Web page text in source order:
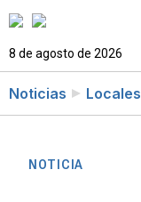
8 de agosto de 2026
Noticias Locales
NOTICIA